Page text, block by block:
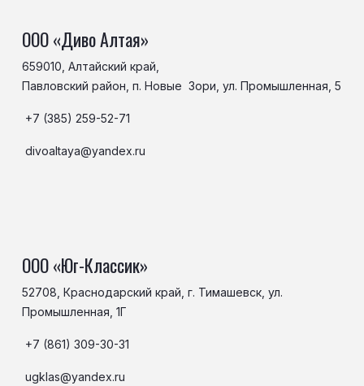
ООО «Диво Алтая»
659010, Алтайский край,
Павловский район, п. Новые Зори, ул. Промышленная, 5
+7 (385) 259-52-71
divoaltaya@yandex.ru
ООО «Юг-Классик»
52708, Краснодарский край, г. Тимашевск, ул.
Промышленная, 1Г
+7 (861) 309-30-31
ugklas@yandex.ru